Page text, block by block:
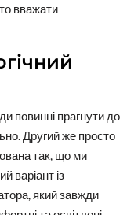
вважати
повинні прагнути до
Другий же просто
так, що ми
варіант із
який завжди